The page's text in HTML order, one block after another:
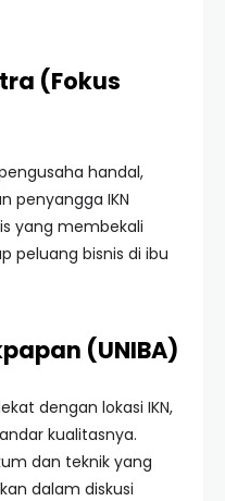
(Fokus
handal,
penyangga IKN
yang membekali
peluang bisnis di ibu
(UNIBA)
dengan lokasi IKN,
kualitasnya.
dan teknik yang
dalam diskusi